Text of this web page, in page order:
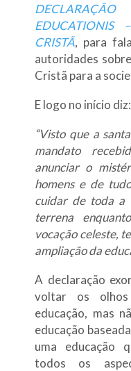
EDUCATIONIS
CRISTÃ, para
autoridades
Cristã para a
E logo no início diz:
“Visto que a
mandato
anunciar o
homens e de
cuidar de toda a
terrena
vocação celeste,
ampliação da
A declaração
voltar os
educação, mas
educação
uma educação
todos os